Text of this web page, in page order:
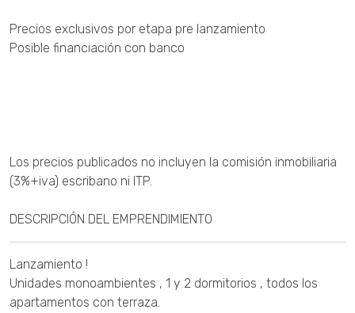
Precios exclusivos por etapa pre lanzamiento
Posible financiación con banco
Los precios publicados no incluyen la comisión inmobiliaria
(3%+iva) escribano ni ITP.
DESCRIPCIÓN DEL EMPRENDIMIENTO
Lanzamiento !
Unidades monoambientes , 1 y 2 dormitorios , todos los
apartamentos con terraza.